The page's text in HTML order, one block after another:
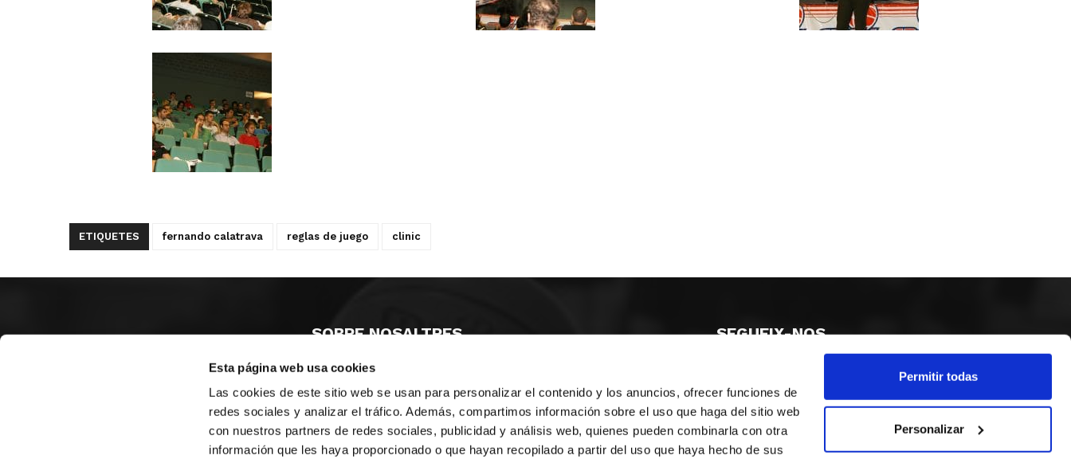
Esta página web usa cookies
Las cookies de este sitio web se usan para personalizar el contenido y los anuncios, ofrecer funciones de
redes sociales y analizar el tráfico. Además, compartimos información sobre el uso que haga del sitio web
con nuestros partners de redes sociales, publicidad y análisis web, quienes pueden combinarla con otra
información que les haya proporcionado o que hayan recopilado a partir del uso que haya hecho de sus
Permitir todas
Personalizar
ETIQUETES fernando calatrava reglas de juego clinic
SOBRE NOSALTRES
CASTELLÓ
VALÈNCIA
MONESTIR DE POBLET 14 1ª 3º
ALACANT
CIUDAD DE MATANZAS 12
fbcv@fbcv.es
SEGUEIX-NOS